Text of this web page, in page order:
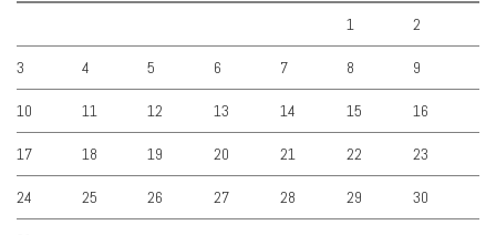
1 2
3 4 5 6 7 8 9
10 11 12 13 14 15 16
17 18 19 20 21 22 23
24 25 26 27 28 29 30